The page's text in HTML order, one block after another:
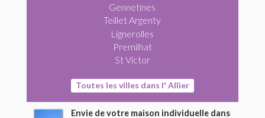
Gennetines
Teillet Argenty
Lignerolles
Premilhat
St Victor
Toutes les villes dans l' Allier
Envie de votre maison individuelle dans